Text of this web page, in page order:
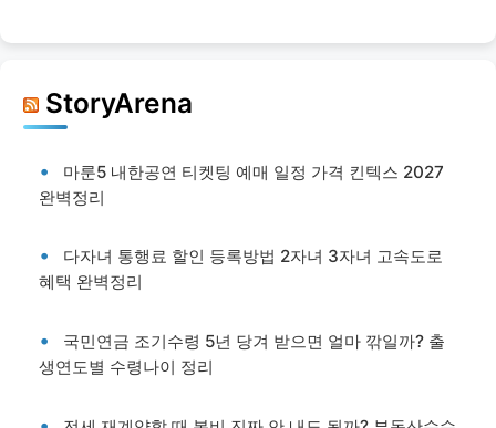
StoryArena
마룬5 내한공연 티켓팅 예매 일정 가격 킨텍스 2027
완벽정리
다자녀 통행료 할인 등록방법 2자녀 3자녀 고속도로
혜택 완벽정리
국민연금 조기수령 5년 당겨 받으면 얼마 깎일까? 출
생연도별 수령나이 정리